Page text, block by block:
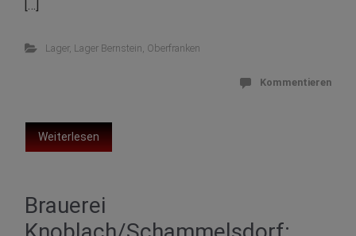
Lager, Lager Bernstein Oberfranken
Kommentieren
Weiterlesen
Brauerei